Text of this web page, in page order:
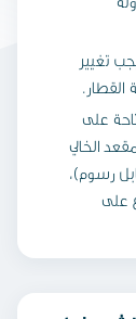
تغيير
على
الخالي
رسوم)،
على